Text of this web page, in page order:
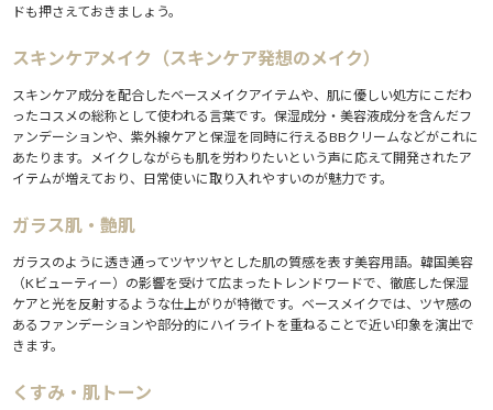
ドも押さえておきましょう。
スキンケアメイク（スキンケア発想のメイク）
スキンケア成分を配合したベースメイクアイテムや、肌に優しい処方にこだわ
ったコスメの総称として使われる言葉です。保湿成分・美容液成分を含んだフ
ァンデーションや、紫外線ケアと保湿を同時に行えるBBクリームなどがこれに
あたります。メイクしながらも肌を労わりたいという声に応えて開発されたア
イテムが増えており、日常使いに取り入れやすいのが魅力です。
ガラス肌・艶肌
ガラスのように透き通ってツヤツヤとした肌の質感を表す美容用語。韓国美容
（Kビューティー）の影響を受けて広まったトレンドワードで、徹底した保湿
ケアと光を反射するような仕上がりが特徴です。ベースメイクでは、ツヤ感の
あるファンデーションや部分的にハイライトを重ねることで近い印象を演出で
きます。
くすみ・肌トーン